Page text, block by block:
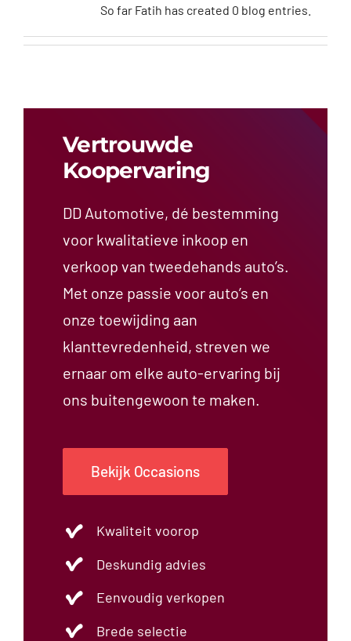
So far Fatih has created 0 blog entries.
Vertrouwde
Koopervaring
DD Automotive, dé bestemming
voor kwalitatieve inkoop en
verkoop van tweedehands auto’s.
Met onze passie voor auto’s en
onze toewijding aan
klanttevredenheid, streven we
ernaar om elke auto-ervaring bij
ons buitengewoon te maken.
Bekijk Occasions
Kwaliteit voorop
Deskundig advies
Eenvoudig verkopen
Brede selectie